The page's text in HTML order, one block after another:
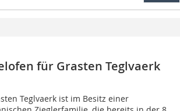
für Grasten Teglvaerk
Teglvaerk ist im Besitz einer